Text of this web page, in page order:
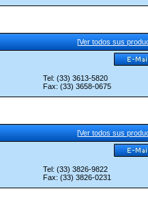
[Ver todos sus
Tel: (33) 3613-5820
Fax: (33) 3658-0675
[Ver todos sus
Tel: (33) 3826-9822
Fax: (33) 3826-0231